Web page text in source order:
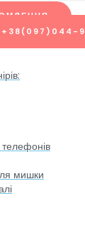
мишки